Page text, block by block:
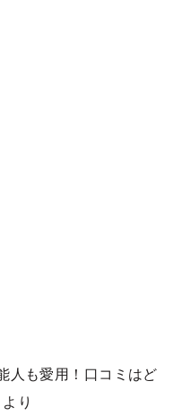
人も愛用！口コミはど
より